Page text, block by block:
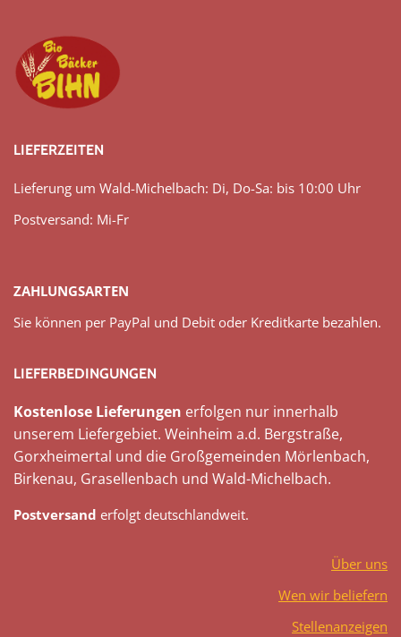
LIEFERZEITEN
Lieferung um Wald-Michelbach: Di, Do-Sa: bis 10:00 Uhr
Postversand: Mi-Fr
ZAHLUNGSARTEN
Sie können per PayPal und Debit oder Kreditkarte bezahlen.
LIEFERBEDINGUNGEN
Kostenlose Lieferungen erfolgen nur innerhalb
unserem Liefergebiet. Weinheim a.d. Bergstraße,
Gorxheimertal und die Großgemeinden Mörlenbach,
Birkenau, Grasellenbach und Wald-Michelbach.
Postversand erfolgt deutschlandweit.
Über uns
Wen wir beliefern
Stellenanzeigen